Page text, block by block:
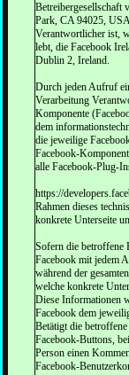
Betreibergesellschaft
Park, CA 94025,
Verantwortlicher ist,
lebt, die Facebook
Dublin 2, Ireland.
Durch jeden Aufruf
Verarbeitung
Komponente
dem
die jeweilige
Facebook-
alle Facebook-Plug-
https://
Rahmen dieses
konkrete Unterseite
Sofern die betroffene
Facebook mit jedem
während der
welche konkrete
Diese Informationen
Facebook dem
Betätigt die
Facebook-Buttons,
Person einen
Facebook-